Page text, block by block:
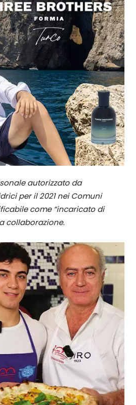
autorizzato da
per il 2021 nei Comuni
come “incaricato di
collaborazione.